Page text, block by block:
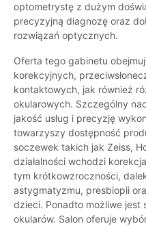
optometrystę z dużym
precyzyjną diagnozę oraz
rozwiązań optycznych.
Oferta tego gabinetu
korekcyjnych,
kontaktowych, jak również
okularowych. Szczególny
jakość usług i precyzję
towarzyszy dostępność
soczewek takich jak Zeiss,
działalności wchodzi
tym krótkowzroczności,
astygmatyzmu, presbiopii
dzieci. Ponadto możliwe jest
okularów. Salon oferuje